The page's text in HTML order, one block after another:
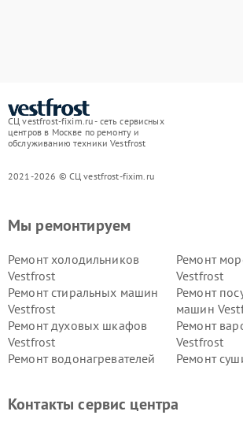
СЦ vestfrost-fixim.ru - сеть сервисных
центров в Москве по ремонту и
обслуживанию техники Vestfrost
2021-2026 © СЦ vestfrost-fixim.ru
Мы ремонтируем
Ремонт холодильников
Vestfrost
Ремонт
Vestfrost
Ремонт стиральных машин
Vestfrost
Ремонт
машин
Ремонт духовых шкафов
Vestfrost
Ремонт
Vestfrost
Ремонт водонагревателей
Ремонт
Vestfrost
Контакты сервис центра